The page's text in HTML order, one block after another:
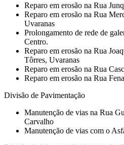
Reparo em erosão na Rua
Reparo em erosão na Rua
Uvaranas
Prolongamento de rede de
Centro.
Reparo em erosão na Rua
Tôrres, Uvaranas
Reparo em erosão na Rua
Reparo em erosão na Rua
Divisão de Pavimentação
Manutenção de vias na Rua
Carvalho
Manutenção de vias com o